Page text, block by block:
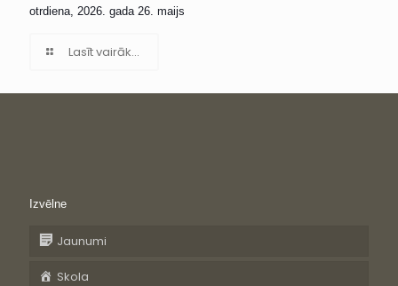
otrdiena, 2026. gada 26. maijs
Lasīt vairāk...
Izvēlne
Jaunumi
Skola